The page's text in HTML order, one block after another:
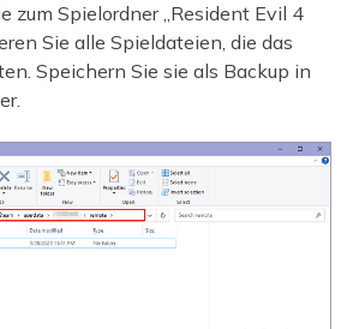
zum Spielordner „Resident Evil 4
Sie alle Spieldateien, die das
Speichern Sie sie als Backup in